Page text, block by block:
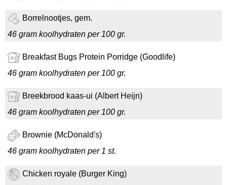
Borrelnootjes, gem.
46 gram koolhydraten per 100 gr.
Breakfast Bugs Protein Porridge (Goodlife)
46 gram koolhydraten per 100 gr.
Breekbrood kaas-ui (Albert Heijn)
46 gram koolhydraten per 100 gr.
Brownie (McDonald's)
46 gram koolhydraten per 1 st.
Chicken royale (Burger King)